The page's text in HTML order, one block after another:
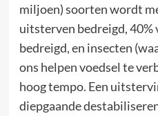
miljoen) soorten wordt
uitsterven bedreigd,
bedreigd, en insecten
ons helpen voedsel te
hoog tempo. Een
diepgaande